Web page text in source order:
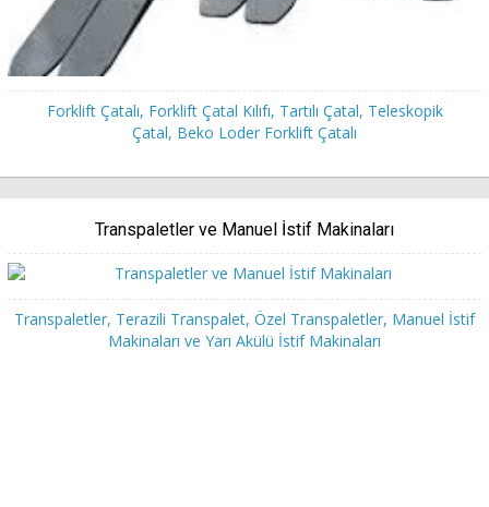
Forklift Çatalı, Forklift Çatal Kılıfı, Tartılı Çatal, Teleskopik
Çatal, Beko Loder Forklift Çatalı
Transpaletler ve Manuel İstif Makinaları
Transpaletler, Terazili Transpalet, Özel Transpaletler, Manuel İstif
Makinaları ve Yarı Akülü İstif Makinaları